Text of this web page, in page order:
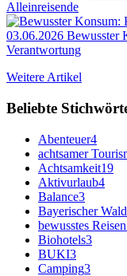
Alleinreisende
03.06.2026 Bewusster
Verantwortung
Weitere Artikel
Beliebte
Abenteuer4
achtsamer
Achtsamkeit19
Aktivurlaub4
Balance3
Bayerischer Wald
bewusstes Reisen
Biohotels3
BUKI3
Camping3